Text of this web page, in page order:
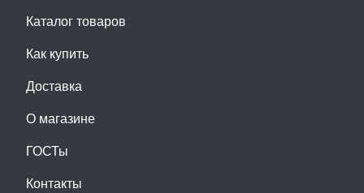
Каталог товаров
Как купить
Доставка
О магазине
ГОСТы
Контакты